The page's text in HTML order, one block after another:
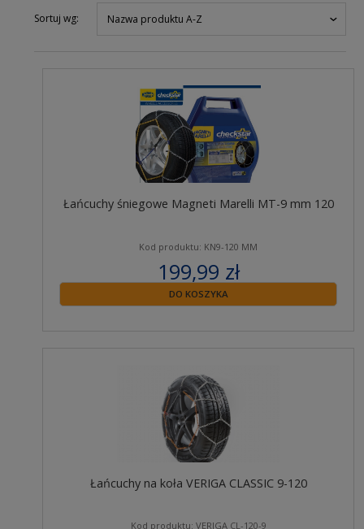
Sortuj wg: Nazwa produktu A-Z
Łańcuchy śniegowe Magneti Marelli MT-9 mm 120
Kod produktu: KN9-120 MM
199,99 zł
zawiera 23% VAT
DO KOSZYKA
Łańcuchy na koła VERIGA CLASSIC 9-120
Kod produktu: VERIGA CL-120-9